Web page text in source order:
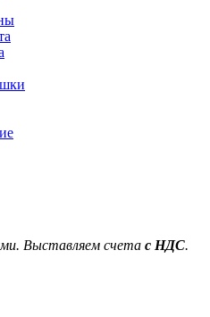
Выставляем счета с НДС.